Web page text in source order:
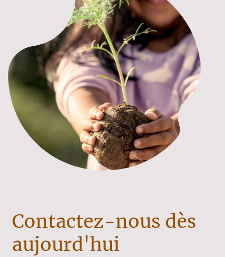
Contactez-nous dès
aujourd'hui